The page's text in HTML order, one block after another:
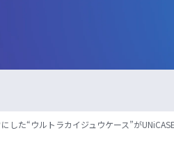
た“ウルトラカイジュウケース”が